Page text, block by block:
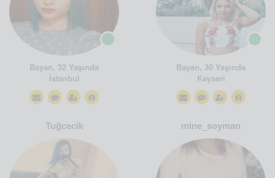
Bayan, 32 Yaşında
İstanbul
Bayan, 30 Yaşında
Kayseri
Tuğcecik mine_soyman